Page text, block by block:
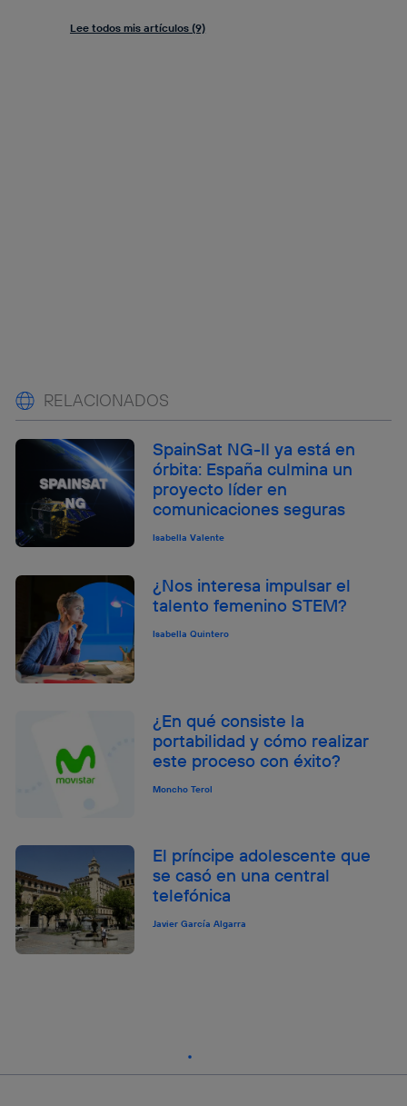
Lee todos mis artículos (9)
RELACIONADOS
SpainSat NG-II ya está en
órbita: España culmina un
proyecto líder en
comunicaciones seguras
Isabella Valente
¿Nos interesa impulsar el
talento femenino STEM?
Isabella Quintero
¿En qué consiste la
portabilidad y cómo realizar
este proceso con éxito?
Moncho Terol
El príncipe adolescente que
se casó en una central
telefónica
Javier García Algarra